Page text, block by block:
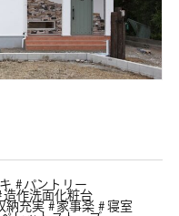
パントリー
造作洗面化粧台
納充実 家事楽
寝室